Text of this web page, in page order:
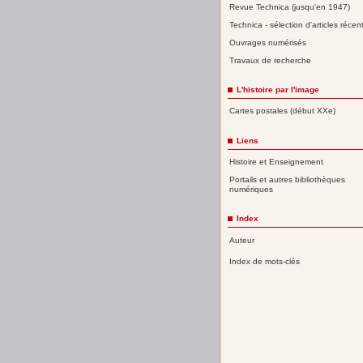
Revue Technica (jusqu'en 1947)
Technica - sélection d'articles
Ouvrages numérisés
Travaux de recherche
L'histoire par l'image
Cartes postales (début XXe)
Liens
Histoire et Enseignement
Portails et autres bibliothèques
numériques
Index
Auteur
Index de mots-clés